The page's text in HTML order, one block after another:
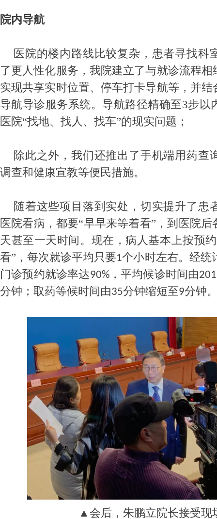
院内导航
医院的楼内路线比较复杂，患者寻找科
了更人性化服务，我院建立了与就诊流程
实现共享实时位置、停车打卡导航等，并
导航导诊服务系统。导航路径精确至3步以
医院“找地、找人、找车”的现实问题；
除此之外，我们还推出了手机端用药查
调查和健康宣教等便民措施。
随着这些项目落到实处，切实提升了患
医院看病，都要“早早来等着看”，到医院
天甚至一天时间。现在，病人基本上按预
看”，每次就诊平均只要1个小时左右。经统
门诊预约就诊率达90%，平均候诊时间由
分钟；取药等候时间由35分钟缩短至9分钟
▲会后，朱鹏立院长接受现